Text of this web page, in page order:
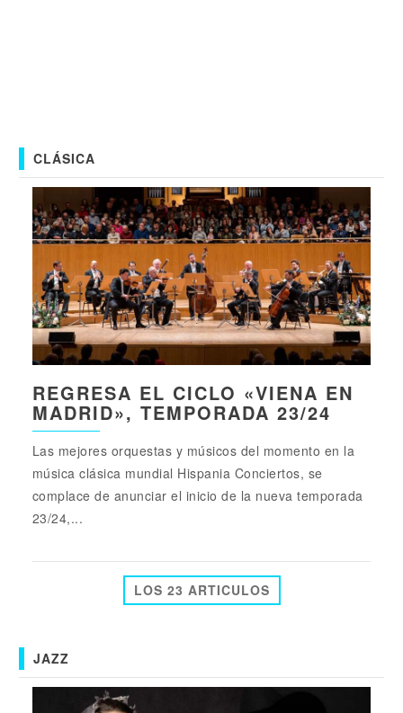
CLÁSICA
REGRESA EL CICLO «VIENA EN
MADRID», TEMPORADA 23/24
Las mejores orquestas y músicos del momento en la
música clásica mundial Hispania Conciertos, se
complace de anunciar el inicio de la nueva temporada
23/24,...
LOS 23 ARTICULOS
JAZZ